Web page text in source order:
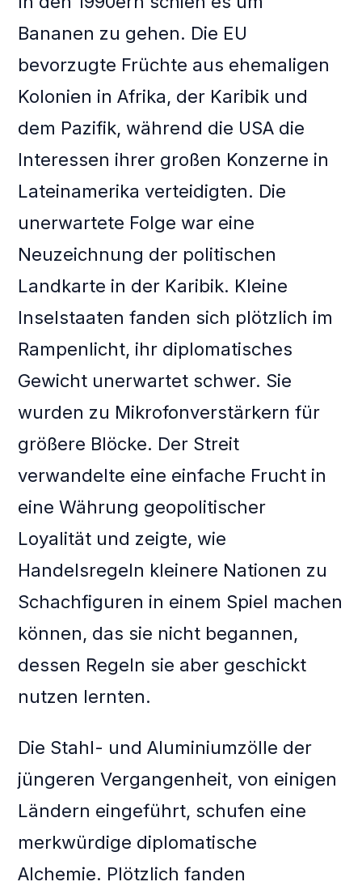
Bananen zu gehen. Die EU
bevorzugte Früchte aus ehemaligen
Kolonien in Afrika, der Karibik und
dem Pazifik, während die USA die
Interessen ihrer großen Konzerne in
Lateinamerika verteidigten. Die
unerwartete Folge war eine
Neuzeichnung der politischen
Landkarte in der Karibik. Kleine
Inselstaaten fanden sich plötzlich im
Rampenlicht, ihr diplomatisches
Gewicht unerwartet schwer. Sie
wurden zu Mikrofonverstärkern für
größere Blöcke. Der Streit
verwandelte eine einfache Frucht in
eine Währung geopolitischer
Loyalität und zeigte, wie
Handelsregeln kleinere Nationen zu
Schachfiguren in einem Spiel machen
können, das sie nicht begannen,
dessen Regeln sie aber geschickt
nutzen lernten.
Die Stahl- und Aluminiumzölle der
jüngeren Vergangenheit, von einigen
Ländern eingeführt, schufen eine
merkwürdige diplomatische
Alchemie. Plötzlich fanden